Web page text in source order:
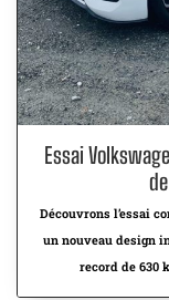
Essai
Découvrons l’essai
un nouveau design
record de 630